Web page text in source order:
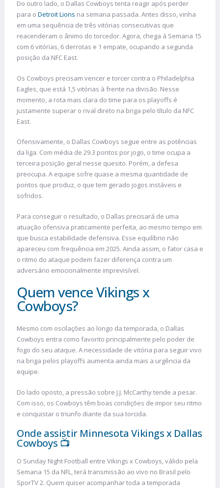
Do outro lado, o Dallas Cowboys tenta reagir após perder
para o Detroit Lions na semana passada. Antes disso, vinha
em uma sequência de três vitórias consecutivas que
reacenderam o ânimo do torcedor. Agora, chega à Semana 15
com 6 vitórias, 6 derrotas e 1 empate, ocupando a segunda
posição da NFC East.
Os Cowboys precisam vencer e torcer contra o Philadelphia
Eagles, que está 1,5 vitórias à frente na divisão. Nesse
momento, a rota mais clara do time para os playoffs é
justamente superar o rival direto na briga pelo título da NFC
East.
Ofensivamente, o Dallas Cowboys segue entre as potências
da liga. Com média de 29.3 pontos por jogo, o time ocupa a
terceira posição geral nesse quesito. Porém, a defesa
preocupa. A equipe sofre quase a mesma quantidade de
pontos que produz, o que tem gerado jogos instáveis e
sofridos.
Para conseguir o resultado, o Dallas precisará de uma
atuação ofensiva praticamente perfeita, ao mesmo tempo em
que busca estabilidade defensiva. Esse equilíbrio não
apareceu com frequência em 2025. Ainda assim, o fator casa e
o ritmo do ataque podem fazer diferença contra um
adversário emocionalmente imprevisível.
Quem vence Vikings x
Cowboys?
Mesmo com oscilações ao longo da temporada, o Dallas
Cowboys entra como favorito principalmente pelo poder de
fogo do seu ataque. A necessidade de vitória para seguir vivo
na briga pelos playoffs aumenta ainda mais a urgência da
equipe.
Do lado oposto, a pressão sobre J.J. McCarthy tende a pesar.
Com isso, os Cowboys têm boas condições de impor seu ritmo
e conquistar o triunfo diante da sua torcida.
Onde assistir Minnesota Vikings x Dallas
Cowboys 📺
O Sunday Night Football entre Vikings x Cowboys, válido pela
Semana 15 da NFL, terá transmissão ao vivo no Brasil pelo
SporTV 2. Quem quiser acompanhar toda a temporada